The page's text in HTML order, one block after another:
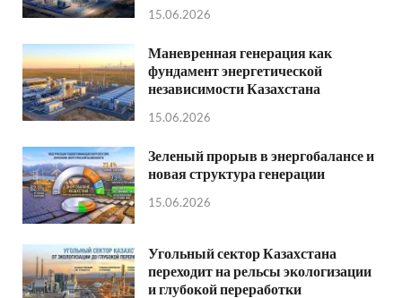
15.06.2026
Маневренная генерация как
фундамент энергетической
независимости Казахстана
15.06.2026
Зеленый прорыв в энергобалансе и
новая структура генерации
15.06.2026
Угольный сектор Казахстана
переходит на рельсы экологизации
и глубокой переработки